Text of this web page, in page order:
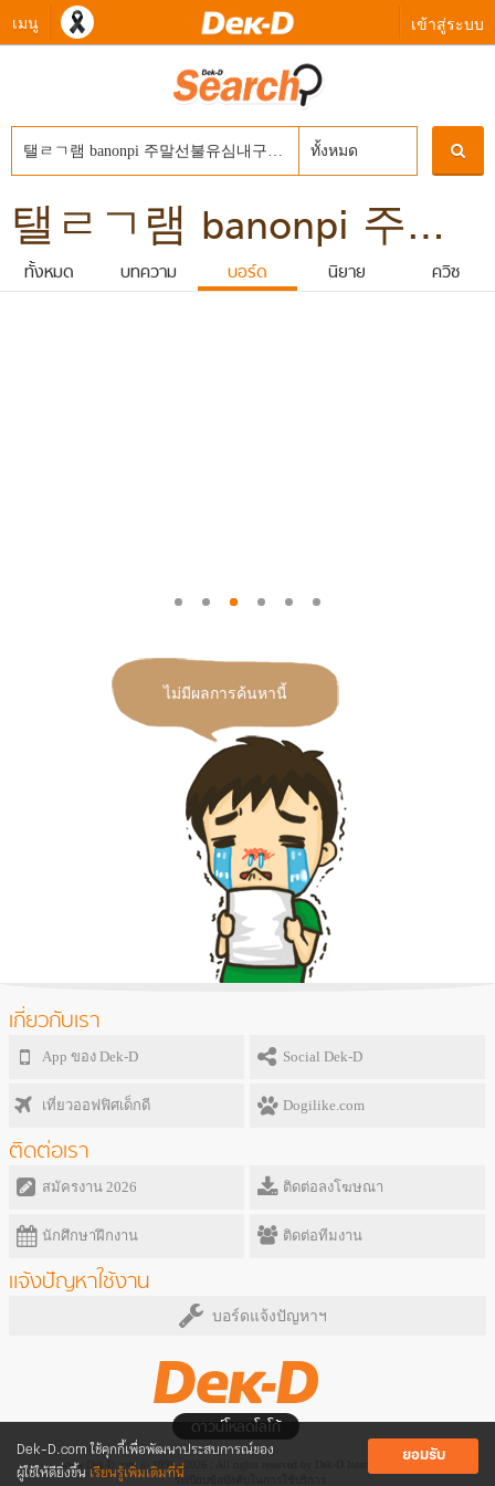
เมนู เข้าสู่ระบบ
Dek-D.com ใช้คุกกี้เพื่อพัฒนาประสบการณ์ของ
ผู้ใช้ให้ดียิ่งขึ้น เรียนรู้เพิ่มเติมที่นี่
ยอมรับ
ทั้งหมด
탤ㄹㄱ램 banonpi 주말선불유심내구제 바넌피선불유심내구제 신불자무조건대출 청년비상금대출 2026년고흥군연체자소액급전대출해주는곳
ทั้งหมด บทความ บอร์ด นิยาย ควิซ
ไม่มีผลการค้นหานี้
เกี่ยวกับเรา
App ของ Dek-D Social Dek-D
เที่ยวออฟฟิศเด็กดี Dogilike.com
ติดต่อเรา
สมัครงาน 2026 ติดต่อลงโฆษณา
นักศึกษาฝึกงาน ติดต่อทีมงาน
แจ้งปัญหาใช้งาน
บอร์ดแจ้งปัญหาฯ
ดาวน์โหลดโลโก้
www.Dek-D.com © 1999 - 2026 ; All rights reserved by Dek-D Interactive Co.,Ltd.
ระเบียบข้อบังคับในการใช้บริการ